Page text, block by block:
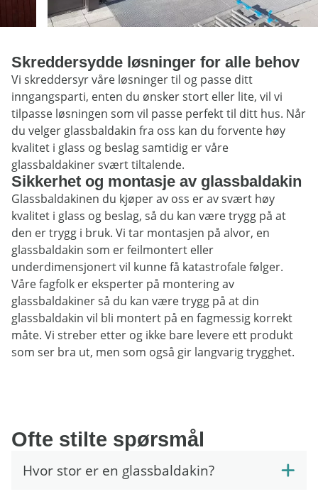
Skreddersydde løsninger for alle behov
Vi skreddersyr våre løsninger til og passe ditt
inngangsparti, enten du ønsker stort eller lite, vil vi
tilpasse løsningen som vil passe perfekt til ditt hus. Når
du velger glassbaldakin fra oss kan du forvente høy
kvalitet i glass og beslag samtidig er våre
glassbaldakiner svært tiltalende.
Sikkerhet og montasje av glassbaldakin
Glassbaldakinen du kjøper av oss er av svært høy
kvalitet i glass og beslag, så du kan være trygg på at
den er trygg i bruk. Vi tar montasjen på alvor, en
glassbaldakin som er feilmontert eller
underdimensjonert vil kunne få katastrofale følger.
Våre fagfolk er eksperter på montering av
glassbaldakiner så du kan være trygg på at din
glassbaldakin vil bli montert på en fagmessig korrekt
måte. Vi streber etter og ikke bare levere ett produkt
som ser bra ut, men som også gir langvarig trygghet.
Ofte stilte spørsmål
Hvor stor er en glassbaldakin?